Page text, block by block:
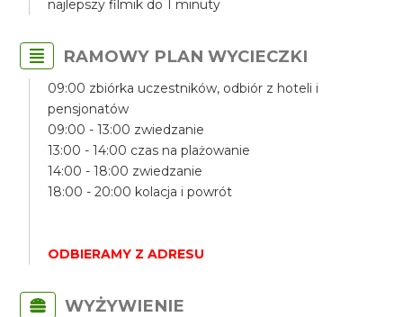
najlepszy filmik do 1 minuty
RAMOWY PLAN WYCIECZKI
09:00 zbiórka uczestników, odbiór z hoteli i
pensjonatów
09:00 - 13:00 zwiedzanie
13:00 - 14:00 czas na plażowanie
14:00 - 18:00 zwiedzanie
18:00 - 20:00 kolacja i powrót
ODBIERAMY Z ADRESU
WYŻYWIENIE